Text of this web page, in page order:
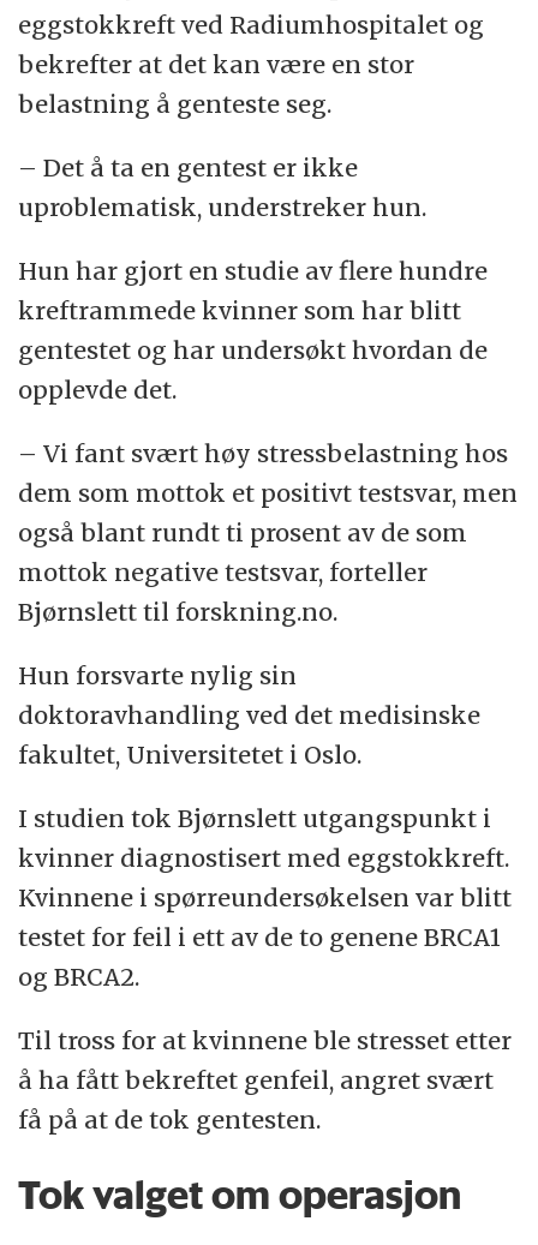
eggstokkreft ved Radiumhospitalet og
bekrefter at det kan være en stor
belastning å genteste seg.
– Det å ta en gentest er ikke
uproblematisk, understreker hun.
Hun har gjort en studie av flere hundre
kreftrammede kvinner som har blitt
gentestet og har undersøkt hvordan de
opplevde det.
– Vi fant svært høy stressbelastning hos
dem som mottok et positivt testsvar, men
også blant rundt ti prosent av de som
mottok negative testsvar, forteller
Bjørnslett til forskning.no.
Hun forsvarte nylig sin
doktoravhandling ved det medisinske
fakultet, Universitetet i Oslo.
I studien tok Bjørnslett utgangspunkt i
kvinner diagnostisert med eggstokkreft.
Kvinnene i spørreundersøkelsen var blitt
testet for feil i ett av de to genene BRCA1
og BRCA2.
Til tross for at kvinnene ble stresset etter
å ha fått bekreftet genfeil, angret svært
få på at de tok gentesten.
Tok valget om operasjon